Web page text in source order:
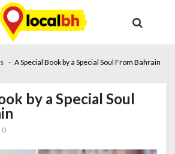
A Special Book by a Special Soul From Bahrain
by a Special Soul
0